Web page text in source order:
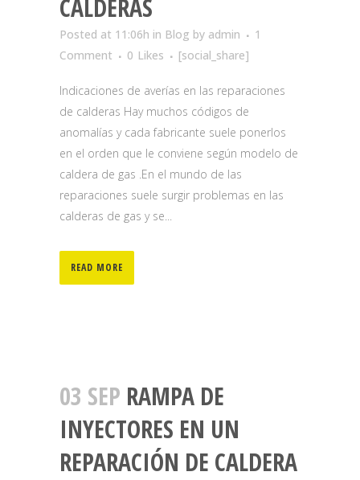
CALDERAS
Posted at 11:06h in Blog by admin
1
Comment
0 Likes [social_share]
Indicaciones de averías en las reparaciones
de calderas Hay muchos códigos de
anomalías y cada fabricante suele ponerlos
en el orden que le conviene según modelo de
caldera de gas .En el mundo de las
reparaciones suele surgir problemas en las
calderas de gas y se...
READ MORE
03 SEP RAMPA DE
INYECTORES EN UN
REPARACIÓN DE CALDERA